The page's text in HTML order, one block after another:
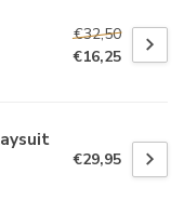
€32,50
€16,25
€29,95